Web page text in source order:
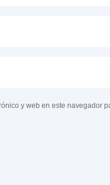
y web en este navegador